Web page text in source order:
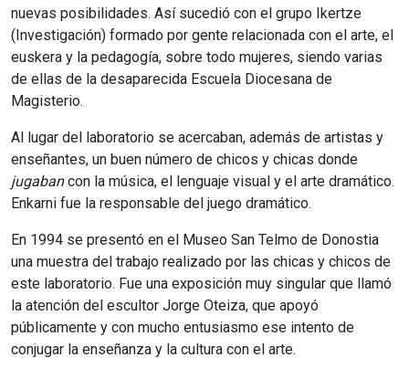
nuevas posibilidades. Así sucedió con el grupo Ikertze
(Investigación) formado por gente relacionada con el arte, el
euskera y la pedagogía, sobre todo mujeres, siendo varias
de ellas de la desaparecida Escuela Diocesana de
Magisterio.
Al lugar del laboratorio se acercaban, además de artistas y
enseñantes, un buen número de chicos y chicas donde
jugabancon la música, el lenguaje visual y el arte dramático.
Enkarni fue la responsable del juego dramático.
En 1994 se presentó en el Museo San Telmo de Donostia
una muestra del trabajo realizado por las chicas y chicos de
este laboratorio. Fue una exposición muy singular que llamó
la atención del escultor Jorge Oteiza, que apoyó
públicamente y con mucho entusiasmo ese intento de
conjugar la enseñanza y la cultura con el arte.